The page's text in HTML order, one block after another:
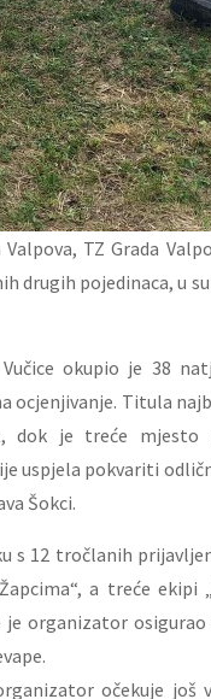
TZ Grada
drugih pojedinaca, u
okupio je 38
ocjenjivanje. Titula
dok je treće mjesto
uspjela pokvariti
Šokci.
s 12 tročlanih
a treće ekipi
organizator osigurao
očekuje još